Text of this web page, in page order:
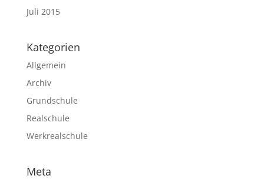
Juli 2015
Kategorien
Allgemein
Archiv
Grundschule
Realschule
Werkrealschule
Meta